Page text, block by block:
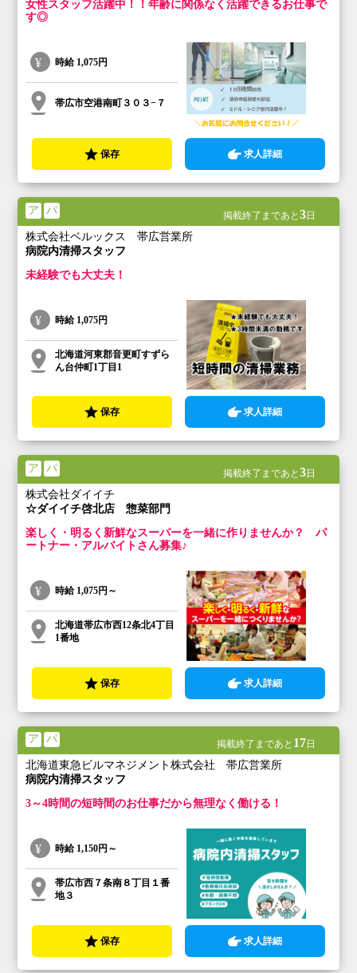
女性スタッフ活躍中！！年齢に関係なく活躍できるお仕事で
す◎
時給 1,075円
帯広市空港南町３０３−７
保存 求人詳細
ア パ 掲載終了まであと 3日
株式会社ベルックス 帯広営業所
病院内清掃スタッフ
未経験でも大丈夫！
時給 1,075円
北海道河東郡音更町すずら
ん台仲町1丁目1
保存 求人詳細
ア パ 掲載終了まであと 3日
株式会社ダイイチ
☆ダイイチ啓北店 惣菜部門
楽しく・明るく新鮮なスーパーを一緒に作りませんか？ パ
ートナー・アルバイトさん募集♪
時給 1,075円～
北海道帯広市西12条北4丁目
1番地
保存 求人詳細
ア パ 掲載終了まであと 17日
北海道東急ビルマネジメント株式会社 帯広営業所
病院内清掃スタッフ
3～4時間の短時間のお仕事だから無理なく働ける！
時給 1,150円～
帯広市西７条南８丁目１番
地３
保存 求人詳細